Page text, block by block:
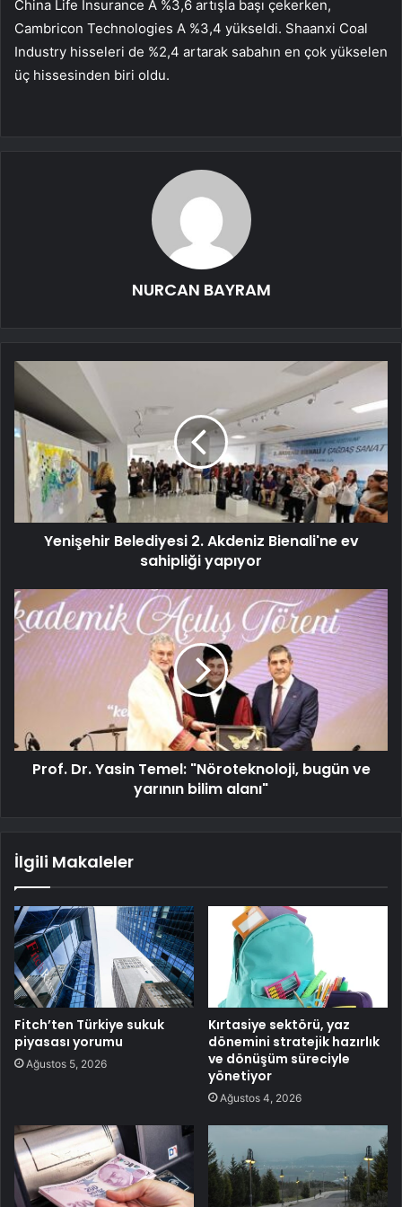
China Life Insurance A %3,6 artışla başı çekerken,
Cambricon Technologies A %3,4 yükseldi. Shaanxi Coal
Industry hisseleri de %2,4 artarak sabahın en çok yükselen
üç hissesinden biri oldu.
NURCAN BAYRAM
Yenişehir Belediyesi 2. Akdeniz Bienali'ne ev
sahipliği yapıyor
Prof. Dr. Yasin Temel: "Nöroteknoloji, bugün ve
yarının bilim alanı"
İlgili Makaleler
Fitch’ten Türkiye sukuk
piyasası yorumu
Ağustos 5, 2026
Kırtasiye sektörü, yaz
dönemini stratejik hazırlık
ve dönüşüm süreciyle
yönetiyor
Ağustos 4, 2026